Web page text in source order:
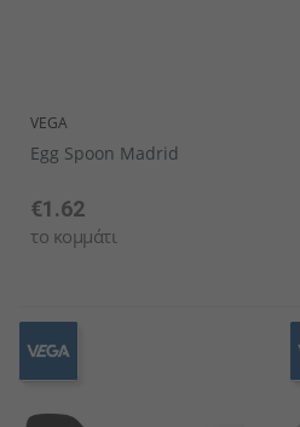
VEGA
Egg Spoon Madrid
€1.62
το κομμάτι